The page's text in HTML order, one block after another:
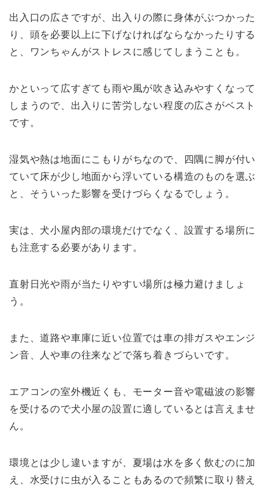
出入口の広さですが、出入りの際に身体がぶつかった
り、頭を必要以上に下げなければならなかったりする
と、ワンちゃんがストレスに感じてしまうことも。
かといって広すぎても雨や風が吹き込みやすくなって
しまうので、出入りに苦労しない程度の広さがベスト
です。
湿気や熱は地面にこもりがちなので、四隅に脚が付い
ていて床が少し地面から浮いている構造のものを選ぶ
と、そういった影響を受けづらくなるでしょう。
実は、犬小屋内部の環境だけでなく、設置する場所に
も注意する必要があります。
直射日光や雨が当たりやすい場所は極力避けましょ
う。
また、道路や車庫に近い位置では車の排ガスやエンジ
ン音、人や車の往来などで落ち着きづらいです。
エアコンの室外機近くも、モーター音や電磁波の影響
を受けるので犬小屋の設置に適しているとは言えませ
ん。
環境とは少し違いますが、夏場は水を多く飲むのに加
え、水受けに虫が入ることもあるので頻繁に取り替え